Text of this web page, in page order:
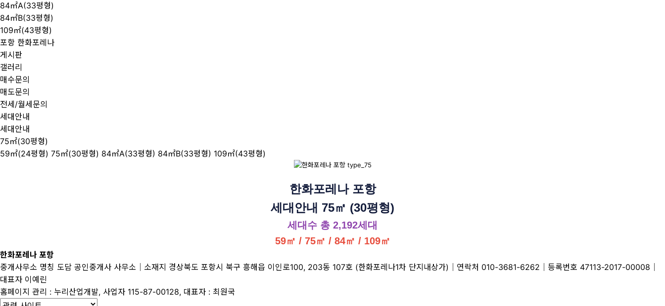
84㎡A(33평형)
84㎡B(33평형)
109㎡(43평형)
포항 한화포레나
게시판
갤러리
매수문의
매도문의
전세/월세문의
세대안내
세대안내
75㎡(30평형)
59㎡(24평형) 75㎡(30평형) 84㎡A(33평형) 84㎡B(33평형) 109㎡(43평형)
한화포레나 포항
세대안내 75㎡ (30평형)
세대수 총 2,192세대
59㎡ / 75㎡ / 84㎡ / 109㎡
한화포레나 포항
중개사무소 명칭 도담 공인중개사 사무소│소재지 경상북도 포항시 북구 흥해읍 이인로100, 203동 107호 (한화포레나1차 단지내상가)│연락처 010-3681-6262│등록번호 47113-2017-00008│
대표자 이예린
홈페이지 관리 : 누리산업개발, 사업자 115-87-00128, 대표자 : 최원국